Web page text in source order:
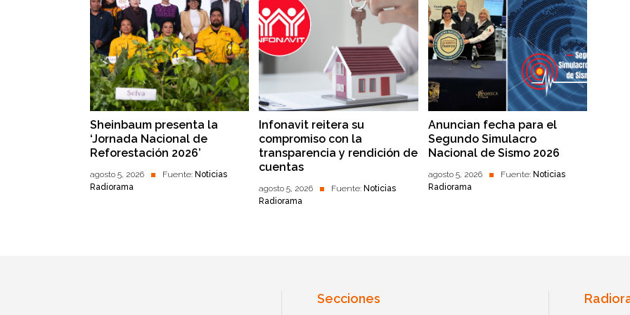
Sheinbaum presenta la
‘Jornada Nacional de
Reforestación 2026’
agosto 5, 2026 Fuente: Noticias
Radiorama
Infonavit reitera su
compromiso con la
transparencia y rendición de
cuentas
agosto 5, 2026 Fuente:Noticias
Radiorama
Anuncian fecha para el
Segundo Simulacro
Nacional de Sismo 2026
agosto 5, 2026 Fuente: Noticias
Radiorama
Secciones